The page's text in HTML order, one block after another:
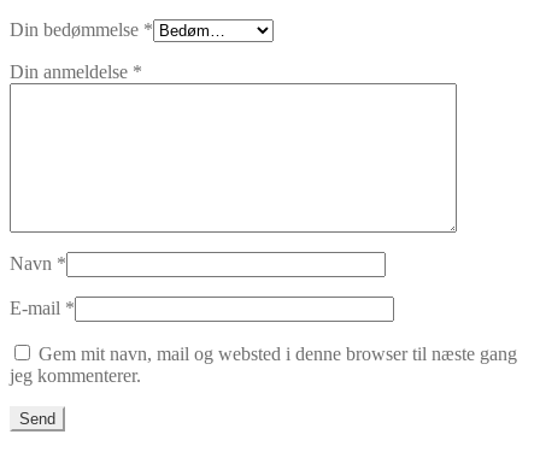
Din bedømmelse *
Din anmeldelse *
Navn *
E-mail *
Gem mit navn, mail og websted i denne browser til næste gang
jeg kommenterer.